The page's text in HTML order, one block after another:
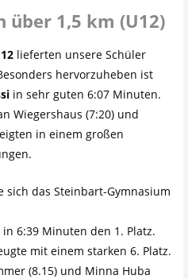
über 1,5 km (U12)
lieferten unsere Schüler
hervorzuheben ist
in sehr guten 6:07 Minuten.
Wiegershaus (7:20) und
in einem großen
das Steinbart-Gymnasium
6:39 Minuten den 1. Platz.
mit einem starken 6. Platz.
(8.15) und Minna Huba